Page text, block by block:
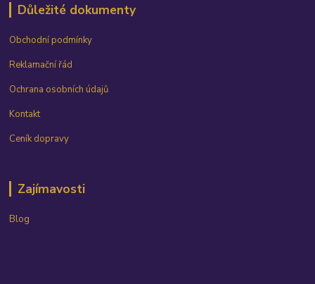
Důležité dokumenty
Obchodní podmínky
Reklamační řád
Ochrana osobních údajů
Kontakt
Ceník dopravy
Zajímavosti
Blog